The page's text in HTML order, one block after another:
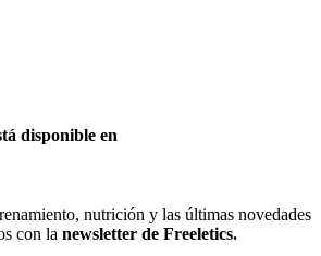
disponible en
nutrición y las últimas novedades
con la newsletter de Freeletics.